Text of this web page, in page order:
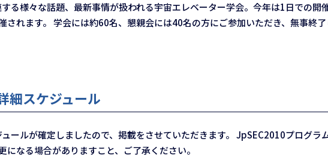
る様々な話題、最新事情が扱われる宇宙エレベーター学会。今年は1日での開
されます。 学会には約60名、懇親会には40名の方にご参加いただき、無事終
細スケジュール
ールが確定しましたので、掲載をさせていただきます。 JpSEC2010プログラ
なる場合がありますこと、ご了承ください。